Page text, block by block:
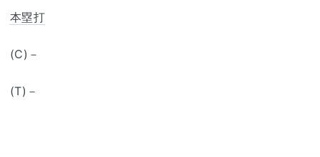
本塁打
(C)－
(T)－